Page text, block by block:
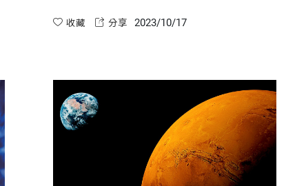
是由別的東西組成的。
收藏 分享 2023/10/17